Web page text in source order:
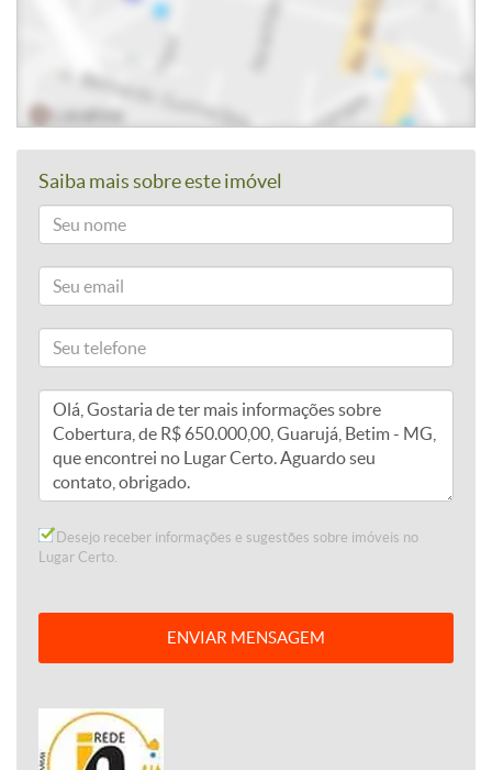
Saiba mais sobre este imóvel
Desejo receber informações e sugestões sobre imóveis no
Lugar Certo.
ENVIAR MENSAGEM